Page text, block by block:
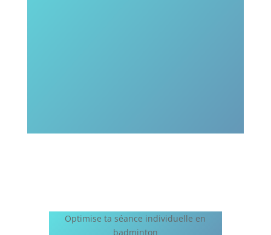
Optimise ta séance individuelle en
badminton